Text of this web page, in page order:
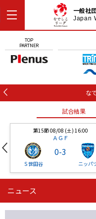
一般社
Japan
TOP
PARTNER
な
試合結果
第15節 08/08 (土) 16:00
ＡＧＦ
Ｓ世田谷
0-3
ニッパ
第16節 09/05 (土) 15:00
ニッパツ
ニュース